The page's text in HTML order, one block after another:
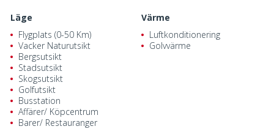
Läge
Flygplats (0-50 Km)
Vacker Naturutsikt
Bergsutsikt
Stadsutsikt
Skogsutsikt
Golfutsikt
Busstation
Affärer/ Köpcentrum
Barer/ Restauranger
Värme
Luftkonditionering
Golvvärme